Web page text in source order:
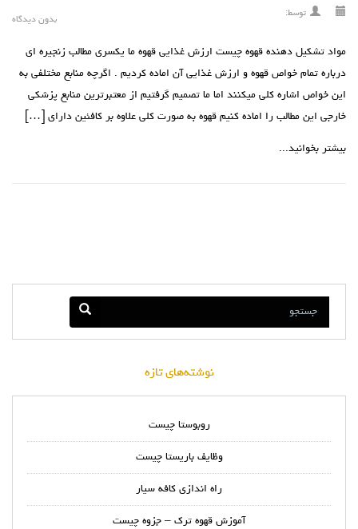
توسط:
بدون دیدگاه
مواد تشکیل دهنده قهوه چیست ارزش غذایی قهوه ما یکسری مطالب زنجیره ای
درباره تمام خواص قهوه و ارزش غذایی آن اماده کردیم . اگرچه منابع مختلفی به
این خواص اشاره کلی میکنند اما ما تصمیم گرفتیم از معتبرترین منابع پزشکی
خارجی این مطالب را اماده کنیم قهوه به صورت کلی علاوه بر کافئین دارای […]
بیشتر بخوانید...
نوشته‌های تازه
روبوستا چیست
وظایف باریستا چیست
راه اندازی کافه سیار
آموزش قهوه ترک – جزوه چیست